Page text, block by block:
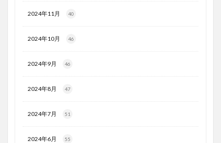
2024年11月 40
2024年10月 46
2024年9月 46
2024年8月 47
2024年7月 51
2024年6月 55